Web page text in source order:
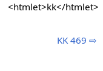
<htmlet>kk</htmlet>
KK 469 ⇨